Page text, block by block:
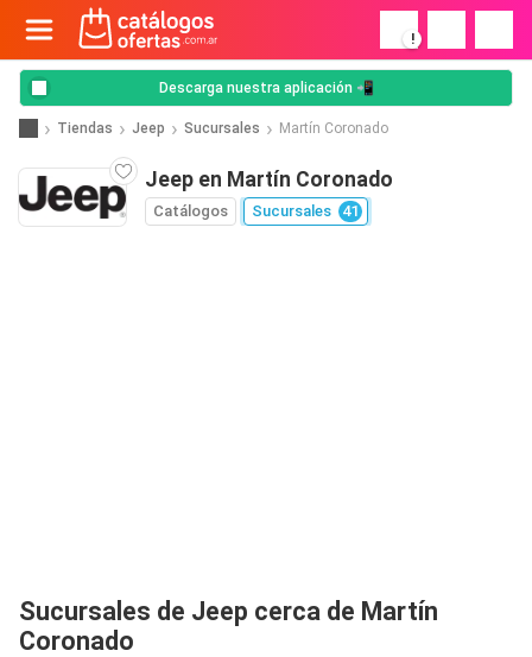
!
Descarga nuestra aplicación 📲
Tiendas Jeep Sucursales Martín Coronado
Jeep en Martín Coronado
Catálogos Sucursales 41
Sucursales de Jeep cerca de Martín
Coronado